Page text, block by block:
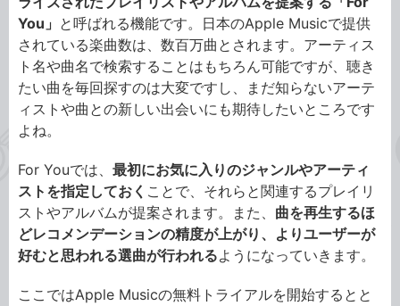
You」 と呼ばれる機能です。日本のApple Musicで提供
されている楽曲数は、数百万曲とされます。アーティス
ト名や曲名で検索することはもちろん可能ですが、聴き
たい曲を毎回探すのは大変ですし、まだ知らないアーテ
ィストや曲との新しい出会いにも期待したいところです
よね。
For Youでは、 最初にお気に入りのジャンルやアーティ
ストを指定しておく ことで、それらと関連するプレイリ
ストやアルバムが提案されます。また、 曲を再生するほ
どレコメンデーションの精度が上がり、よりユーザーが
好むと思われる選曲が行われるようになっていきます。
ここではApple Musicの無料トライアルを開始するとと